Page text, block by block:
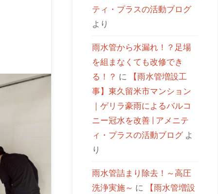
ティ・プラスの活動ブログ
より
雨水管から水漏れ！？足場
を組まなくても改修でき
る！？ に
【雨水管増設工
事】東久留米市マンション
｜ゲリラ豪雨によるバルコ
ニー冠水を改善 | アメニテ
ィ・プラスの活動ブログよ
り
雨水管詰まり除去！～高圧
洗浄実施～ に
【雨水管増設